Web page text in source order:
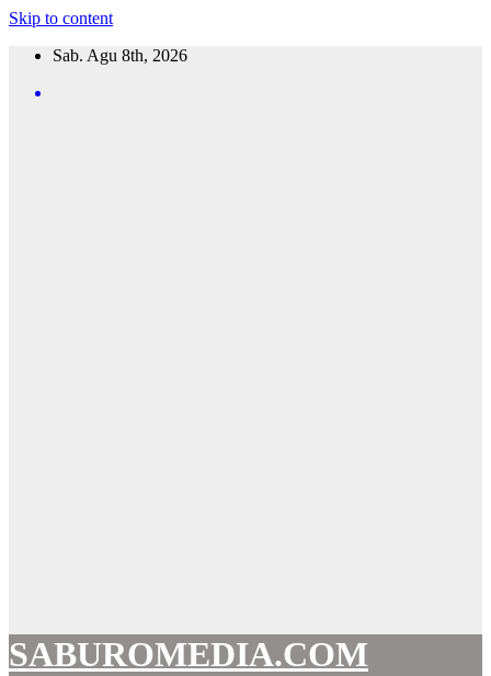
Skip to content
Sab. Agu 8th, 2026
SABUROMEDIA.COM